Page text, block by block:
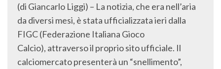
(di Giancarlo Liggi) – La notizia, che era nell’aria
da diversi mesi, è stata ufficializzata ieri dalla
FIGC (Federazione Italiana Gioco
Calcio), attraverso il proprio sito ufficiale. Il
calciomercato presenterà un “snellimento”,